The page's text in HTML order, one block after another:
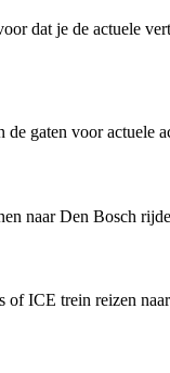
dat je de actuele
gaten voor actuele
naar Den Bosch
ICE trein reizen